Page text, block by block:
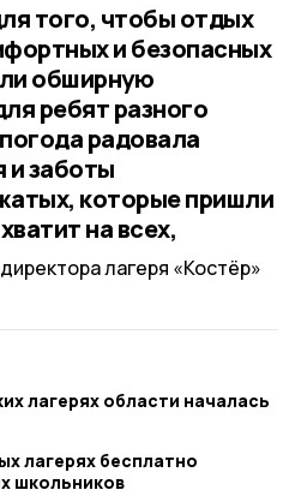
того, чтобы отдых
и безопасных
обширную
ребят разного
радовала
и заботы
которые пришли
на всех,
лагеря «Костёр»
лагерях области началась
лагерях бесплатно
школьников